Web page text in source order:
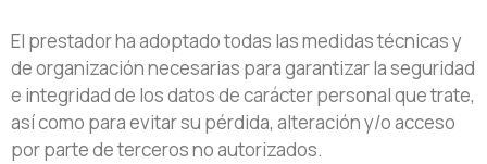
El prestador ha adoptado todas las medidas técnicas y
de organización necesarias para garantizar la seguridad
e integridad de los datos de carácter personal que trate,
así como para evitar su pérdida, alteración y/o acceso
por parte de terceros no autorizados.